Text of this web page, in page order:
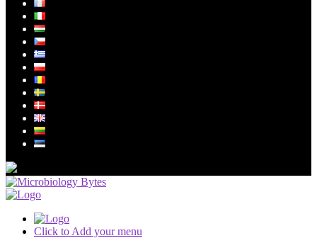
Click to Add your menu